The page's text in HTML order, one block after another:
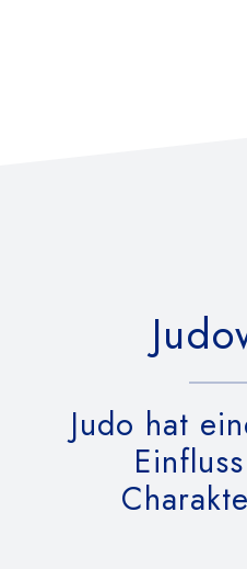
Judo hat